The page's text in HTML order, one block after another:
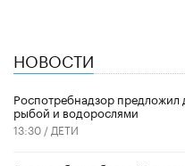
НОВОСТИ
Роспотребнадзор
рыбой и водорослями
13:30 / ДЕТИ